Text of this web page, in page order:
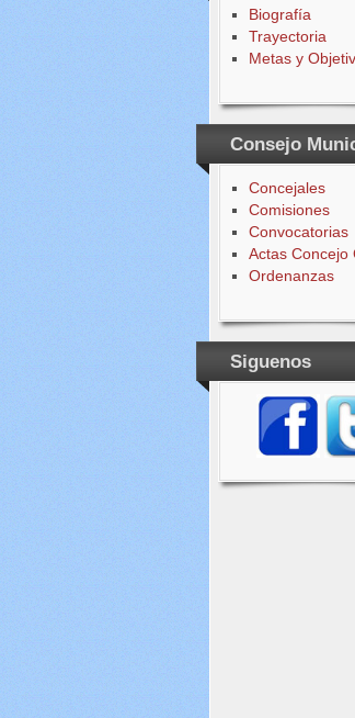
Biografía
Trayectoria
Metas y
Consejo
Concejales
Comisiones
Convocatorias
Actas Concejo
Ordenanzas
Siguenos